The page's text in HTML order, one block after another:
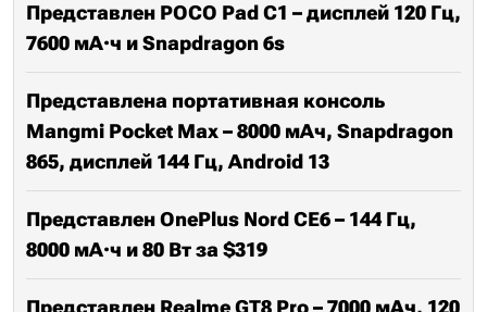
Представлен POCO Pad C1 – дисплей 120 Гц,
7600 мА·ч и Snapdragon 6s
Представлена портативная консоль
Mangmi Pocket Max – 8000 мАч, Snapdragon
865, дисплей 144 Гц, Android 13
Представлен OnePlus Nord CE6 – 144 Гц,
8000 мА·ч и 80 Вт за $319
Представлен Realme GT8 Pro – 7000 мАч, 120